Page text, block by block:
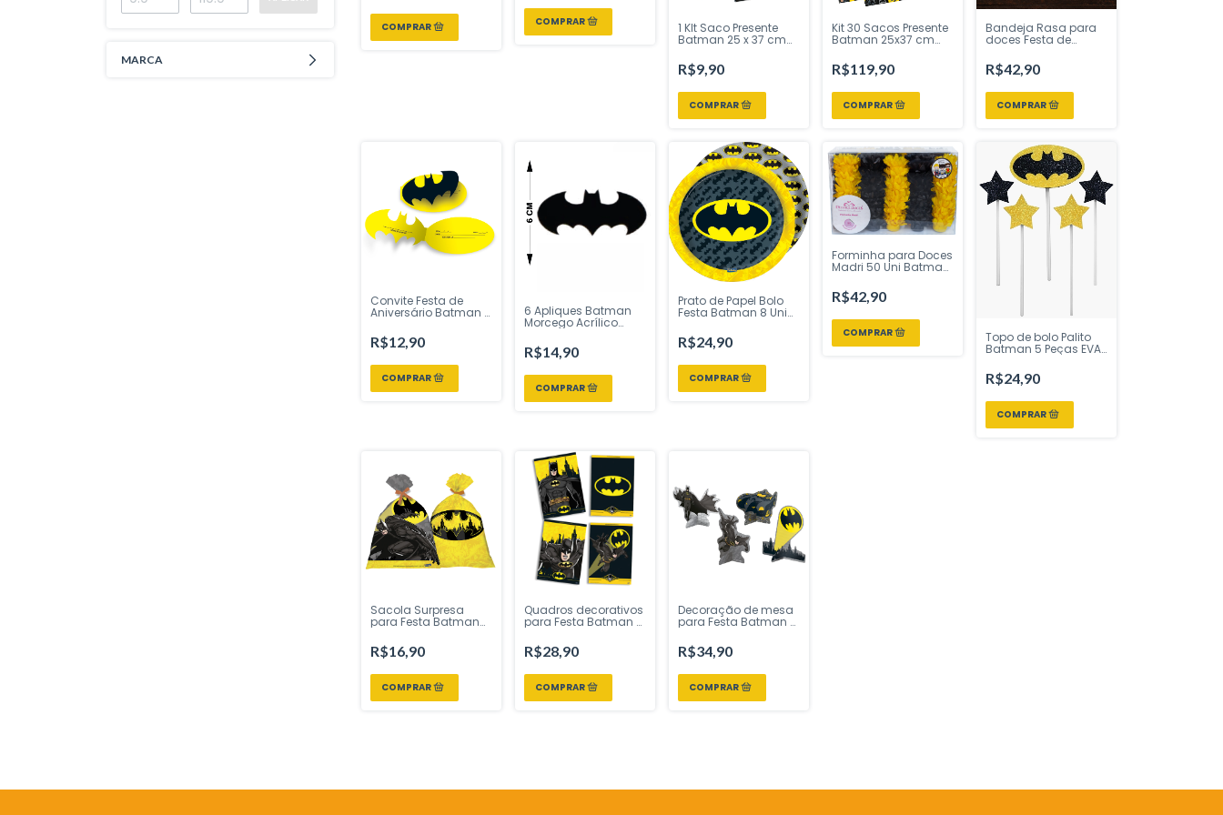
MARCA
1 KIt Saco Presente
Batman 25 x 37 cm
Cromus | Inspire Sua
Festa
R$9,90
Kit 30 Sacos Presente
Batman 25x37 cm
Cromus | Inspire Sua
Festa Loja
R$119,90
Bandeja Rasa para
doces Festa de
27 x 25 cm - Piffer
Festas - Inspire sua
R$42,90
Convite Festa de
Aniversário Batman 8
sua Festa Loja
R$12,90
6 Apliques Batman
Morcego Acrílico
Vivarte - Inspire sua
Festa Loja
R$14,90
Prato de Papel Bolo
Festa Batman 8 Uni
sua Festa Loja
R$24,90
Forminha para Doces
Madri 50 Uni Batman
Inspire sua Festa Loja
R$42,90
Topo de bolo Palito
Batman 5 Peças EVA
Inspire sua Festa
R$24,90
Sacola Surpresa
para Festa Batman
- Inspire sua Festa
Loja
R$16,90
Quadros decorativos
para Festa Batman 4
Inspire sua Festa Loja
R$28,90
Decoração de mesa
para Festa Batman 8
sua Festa Loja
R$34,90